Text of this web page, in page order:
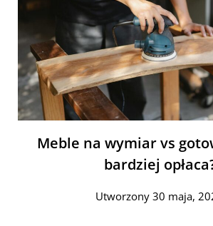
Meble na wymiar vs
bardziej
Utworzony 30 maja,